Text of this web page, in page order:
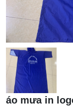
áo mưa in